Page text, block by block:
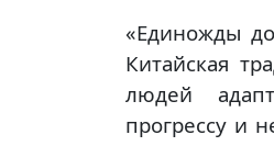
«Единожды
Китайская
людей
прогрессу и